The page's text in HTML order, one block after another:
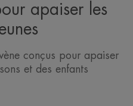
apaiser les
conçus pour apaiser
et des enfants